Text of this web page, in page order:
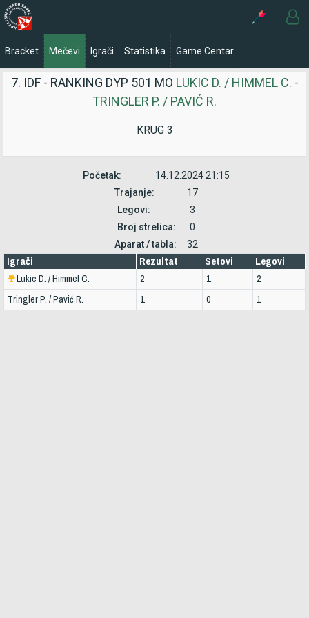
Bracket Mečevi Igrači Statistika Game Centar
7. IDF - RANKING DYP 501 MO LUKIC D. / HIMMEL C. -
TRINGLER P. / PAVIĆ R.
KRUG 3
Početak:
14.12.2024 21:15
Trajanje:
17
Legovi:
3
Broj strelica:
0
Aparat / tabla:
32
Igrači Rezultat Setovi Legovi
Lukic D. / Himmel C. 2 1
2
Tringler P. / Pavić R.
1 0 1